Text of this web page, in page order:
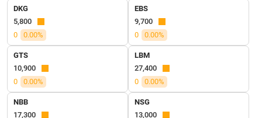
DKG
5,800
0
0.00%
EBS
9,700
0
0.00%
GTS
10,900
0
0.00%
LBM
27,400
0
0.00%
NBB
17,300
NSG
13,000
KHỎE
TÀI
CHÍNH